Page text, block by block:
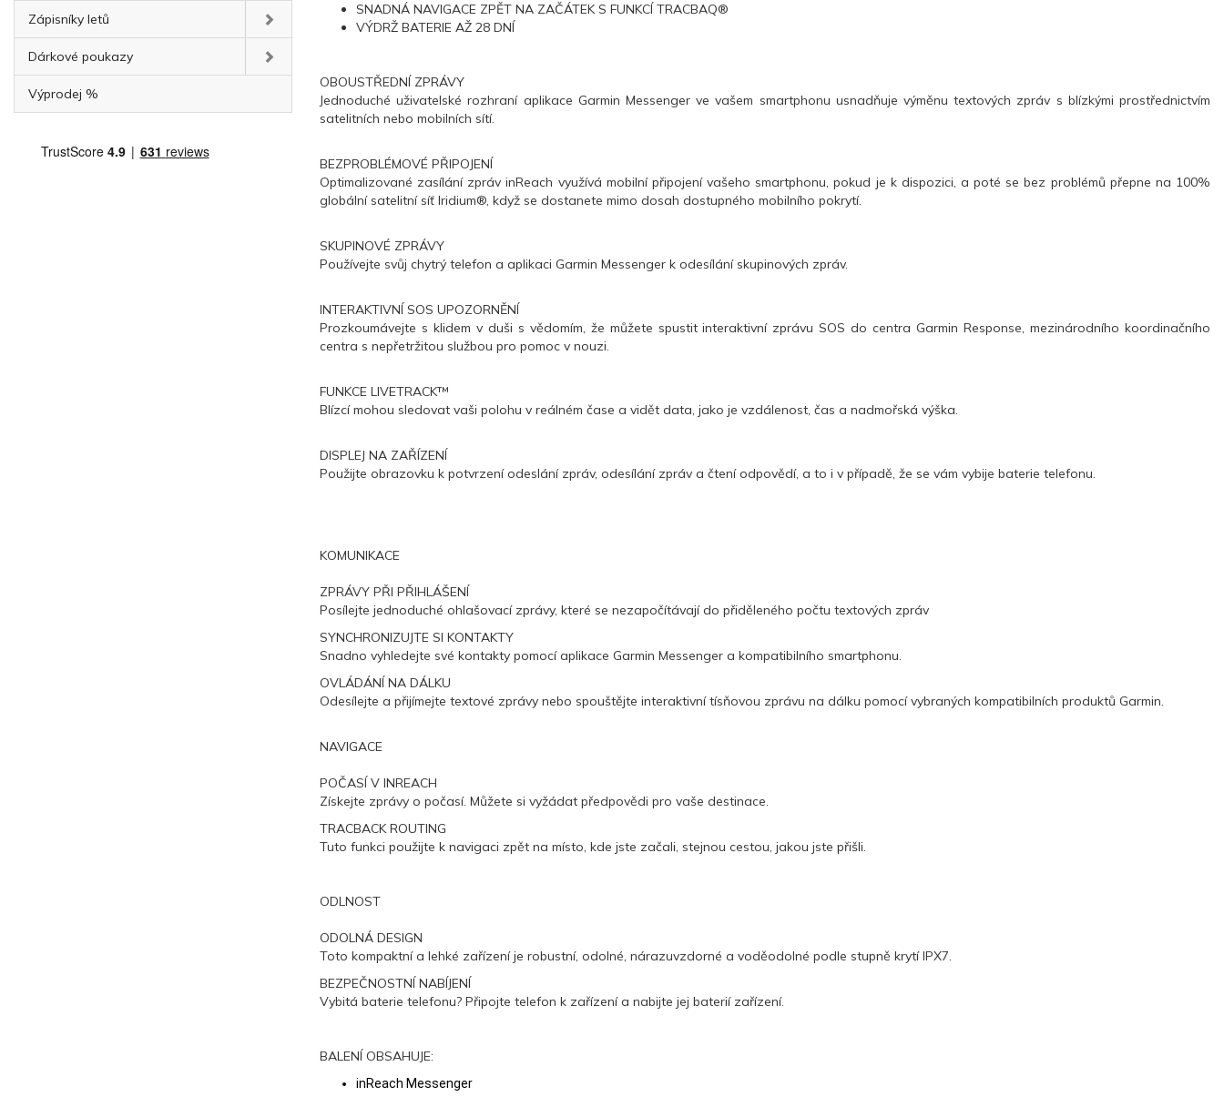
Zápisníky letů
Dárkové poukazy
Výprodej %
SNADNÁ NAVIGACE ZPĚT NA ZAČÁTEK S FUNKCÍ TRACBAQ®
VÝDRŽ BATERIE AŽ 28 DNÍ
OBOUSTŘEDNÍ ZPRÁVY
Jednoduché uživatelské rozhraní aplikace Garmin Messenger ve vašem smartphonu usnadňuje výměnu textových zpráv s blízkými prostřednictvím
satelitních nebo mobilních sítí.
BEZPROBLÉMOVÉ PŘIPOJENÍ
Optimalizované zasílání zpráv inReach využívá mobilní připojení vašeho smartphonu, pokud je k dispozici, a poté se bez problémů přepne na 100%
globální satelitní síť Iridium®, když se dostanete mimo dosah dostupného mobilního pokrytí.
SKUPINOVÉ ZPRÁVY
Používejte svůj chytrý telefon a aplikaci Garmin Messenger k odesílání skupinových zpráv.
INTERAKTIVNÍ SOS UPOZORNĚNÍ
Prozkoumávejte s klidem v duši s vědomím, že můžete spustit interaktivní zprávu SOS do centra Garmin Response, mezinárodního koordinačního
centra s nepřetržitou službou pro pomoc v nouzi.
FUNKCE LIVETRACK™
Blízcí mohou sledovat vaši polohu v reálném čase a vidět data, jako je vzdálenost, čas a nadmořská výška.
DISPLEJ NA ZAŘÍZENÍ
Použijte obrazovku k potvrzení odeslání zpráv, odesílání zpráv a čtení odpovědí, a to i v případě, že se vám vybije baterie telefonu.
KOMUNIKACE
ZPRÁVY PŘI PŘIHLÁŠENÍ
Posílejte jednoduché ohlašovací zprávy, které se nezapočítávají do přiděleného počtu textových zpráv
SYNCHRONIZUJTE SI KONTAKTY
Snadno vyhledejte své kontakty pomocí aplikace Garmin Messenger a kompatibilního smartphonu.
OVLÁDÁNÍ NA DÁLKU
Odesílejte a přijímejte textové zprávy nebo spouštějte interaktivní tísňovou zprávu na dálku pomocí vybraných kompatibilních produktů Garmin.
NAVIGACE
POČASÍ V INREACH
Získejte zprávy o počasí. Můžete si vyžádat předpovědi pro vaše destinace.
TRACBACK ROUTING
Tuto funkci použijte k navigaci zpět na místo, kde jste začali, stejnou cestou, jakou jste přišli.
ODLNOST
ODOLNÁ DESIGN
Toto kompaktní a lehké zařízení je robustní, odolné, nárazuvzdorné a voděodolné podle stupně krytí IPX7.
BEZPEČNOSTNÍ NABÍJENÍ
Vybitá baterie telefonu? Připojte telefon k zařízení a nabijte jej baterií zařízení.
BALENÍ OBSAHUJE:
inReach Messenger